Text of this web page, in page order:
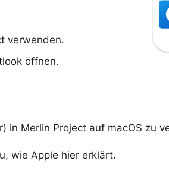
verwenden.
öffnen.
in Merlin Project auf macOS zu
wie Apple hier erklärt.